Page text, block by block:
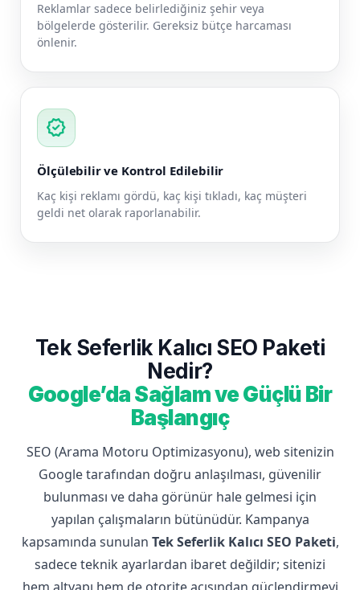
Reklamlar sadece belirlediğiniz şehir veya
bölgelerde gösterilir. Gereksiz bütçe harcaması
önlenir.
verified
Ölçülebilir ve Kontrol Edilebilir
Kaç kişi reklamı gördü, kaç kişi tıkladı, kaç müşteri
geldi net olarak raporlanabilir.
Tek Seferlik Kalıcı SEO Paketi
Nedir?
Google’da Sağlam ve Güçlü Bir
Başlangıç
SEO (Arama Motoru Optimizasyonu), web sitenizin
Google tarafından doğru anlaşılması, güvenilir
bulunması ve daha görünür hale gelmesi için
yapılan çalışmaların bütünüdür. Kampanya
kapsamında sunulan Tek Seferlik Kalıcı SEO Paketi,
sadece teknik ayarlardan ibaret değildir; sitenizi